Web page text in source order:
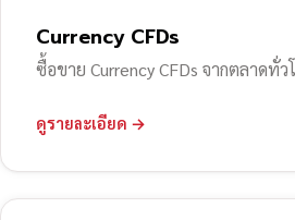
Currency CFDs
ซื้อขาย Currency CFDs จากตลาดทั่ว
ดูรายละเอียด →